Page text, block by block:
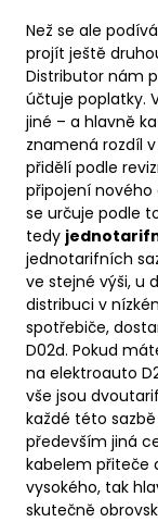
Než se ale
projít ještě
Distributor nám
účtuje poplatky.
jiné – a hlavně
znamená rozdíl
přidělí podle
připojení nového
se určuje podle
tedy
jednotarifních
ve stejné výši, u
distribuci v
spotřebiče,
D02d. Pokud
na elektroauto
vše jsou
každé této
především jiná
kabelem přiteče
vysokého, tak
skutečně